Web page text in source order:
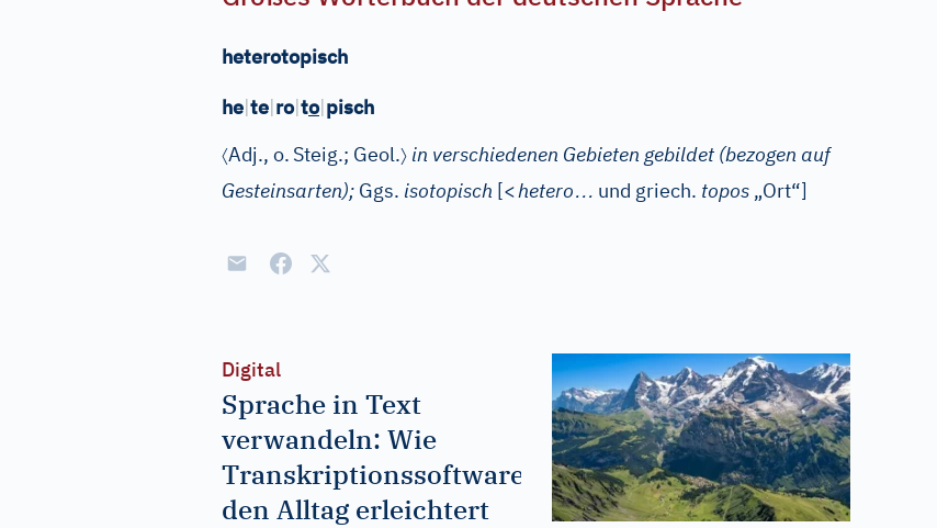
heterotopisch
he|te|ro|to|pisch
〈Adj., o. Steig.; Geol.〉 in verschiedenen Gebieten gebildet (bezogen auf
Gesteinsarten); Ggs. isotopisch [<hetero… und griech. topos „Ort“]
Digital
Sprache in Text
verwandeln: Wie
Transkriptionssoftware
den Alltag erleichtert